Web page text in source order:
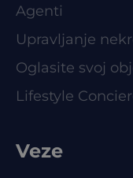
Agenti
Upravljanje
Oglasite svoj
Lifestyle
Veze